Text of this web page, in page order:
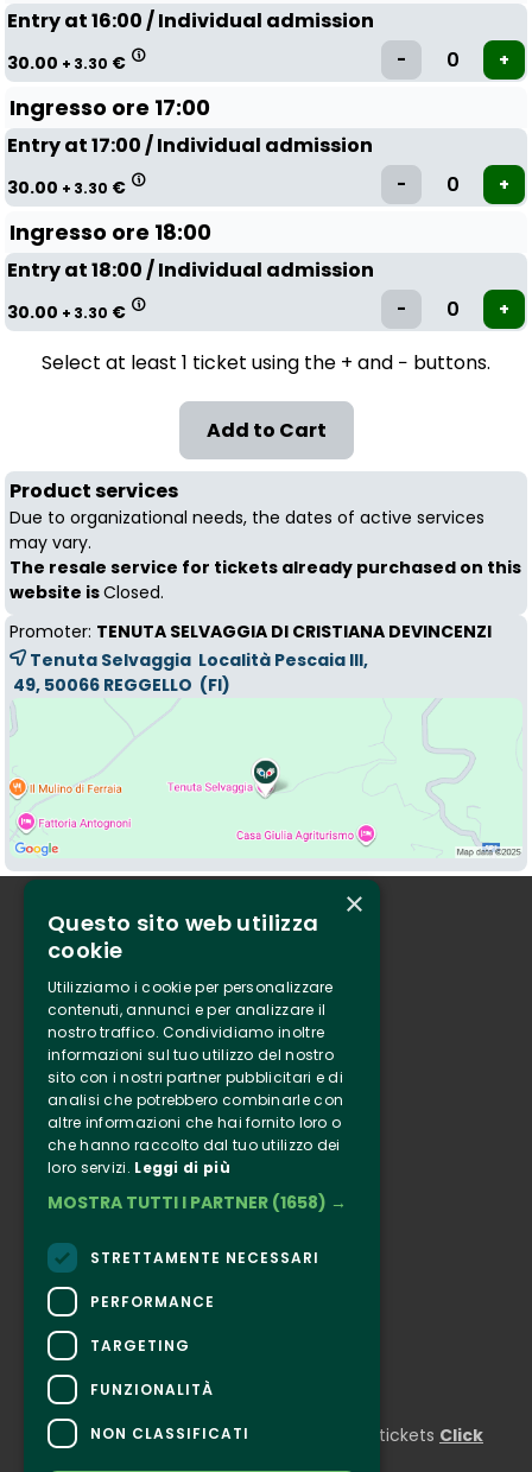
Entry at 16:00 / Individual admission
30.00 + 3.30 €
Ingresso ore 17:00
Entry at 17:00 / Individual admission
30.00 + 3.30 €
Ingresso ore 18:00
Entry at 18:00 / Individual admission
30.00 + 3.30 €
Select at least 1 ticket using the + and − buttons.
Product services
Due to organizational needs, the dates of active services
may vary.
The resale service for tickets already purchased on this
website isClosed.
Promoter: TENUTA SELVAGGIA DI CRISTIANA DEVINCENZI
Tenuta Selvaggia Località Pescaia III,
49, 50066 REGGELLO (FI)
Who we are
Tenuta Selvaggia
Contacts
Online ticketing
Clappit
Information
Follow Us
Facebook
Connect
CONTACTS
For information and support in purchasing tickets Click
×
Questo sito web utilizza
cookie
Utilizziamo i cookie per personalizzare
contenuti, annunci e per analizzare il
nostro traffico. Condividiamo inoltre
informazioni sul tuo utilizzo del nostro
sito con i nostri partner pubblicitari e di
analisi che potrebbero combinarle con
altre informazioni che hai fornito loro o
che hanno raccolto dal tuo utilizzo dei
loro servizi. Leggi di più
MOSTRA TUTTI I PARTNER (1658) →
STRETTAMENTE NECESSARI
PERFORMANCE
TARGETING
FUNZIONALITÀ
NON CLASSIFICATI